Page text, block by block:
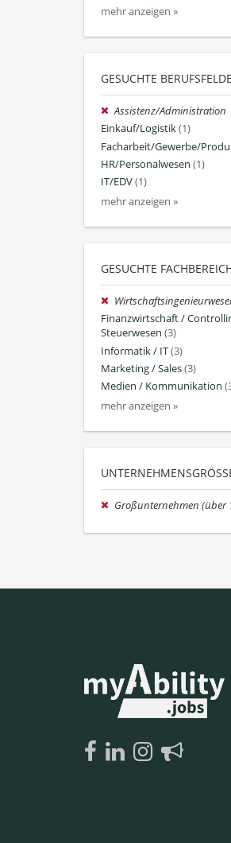
mehr anzeigen »
GESUCHTE
Assistenz/Administration
Einkauf/Logistik(1)
Facharbeit/Gewerbe/
HR/Personalwesen (1)
IT/EDV(1)
mehr anzeigen »
GESUCHTE
Finanzwirtschaft /
Steuerwesen (3)
Informatik / IT(3)
Marketing / Sales(3)
Medien / Kommunikation
mehr anzeigen »
UNTERNEHMENSGRÖSSE
Großunternehmen (über